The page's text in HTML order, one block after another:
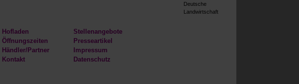
Deutsche
Landwirtschaft
Hofladen
Öffnungszeiten
Händler/Partner
Kontakt
Stellenangebote
Presseartikel
Impressum
Datenschutz